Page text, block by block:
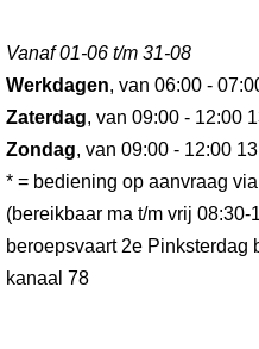
Vanaf 01-06 t/m 31-08
Werkdagen, van 06:00 -
Zaterdag, van 09:00 - 12:00
Zondag, van 09:00 - 12:00
* = bediening op aanvraag
(bereikbaar ma t/m vrij
beroepsvaart 2e
kanaal 78